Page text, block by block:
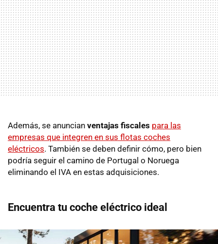
Además, se anuncian ventajas fiscales para las
empresas que integren en sus flotas coches
eléctricos. También se deben definir cómo, pero bien
podría seguir el camino de Portugal o Noruega
eliminando el IVA en estas adquisiciones.
Encuentra tu coche eléctrico ideal